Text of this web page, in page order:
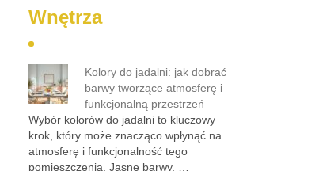
Wnętrza
Kolory do jadalni: jak dobrać
barwy tworzące atmosferę i
funkcjonalną przestrzeń
Wybór kolorów do jadalni to kluczowy
krok, który może znacząco wpłynąć na
atmosferę i funkcjonalność tego
pomieszczenia. Jasne barwy, …